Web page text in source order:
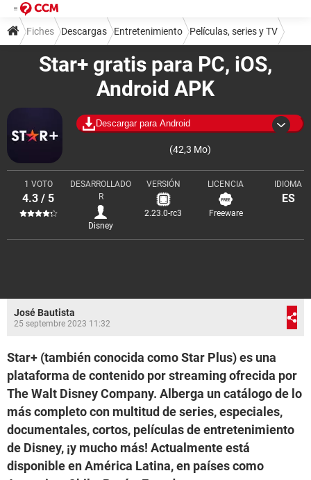
Star+ gratis para PC, iOS,
Android APK
Descargar para Android
(42,3 Mo)
1 VOTO
4.3 / 5
DESARROLLADO
R
Disney
VERSIÓN
2.23.0-rc3
LICENCIA
Freeware
IDIOMA
ES
Fiches Descargas Entretenimiento Películas, series y TV
José Bautista
25 septembre 2023 11:32
Star+ (también conocida como Star Plus) es una
plataforma de contenido por streaming ofrecida por
The Walt Disney Company. Alberga un catálogo de lo
más completo con multitud de series, especiales,
documentales, cortos, películas de entretenimiento
de Disney, ¡y mucho más! Actualmente está
disponible en América Latina, en países como